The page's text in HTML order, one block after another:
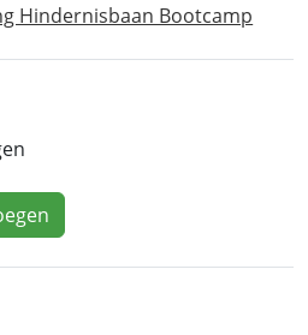
Hindernisbaan Bootcamp